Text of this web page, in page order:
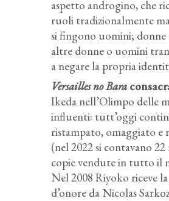
aspetto androgino, che
ruoli tradizionalmente
si fingono uomini; donne
altre donne o uomini
a negare la propria
Versailles no Bara
Ikeda nell’Olimpo delle
influenti: tutt’oggi
ristampato, omaggiato e
(nel 2022 si contavano
copie vendute in tutto il
Nel 2008 Riyoko riceve
d’onore da Nicolas